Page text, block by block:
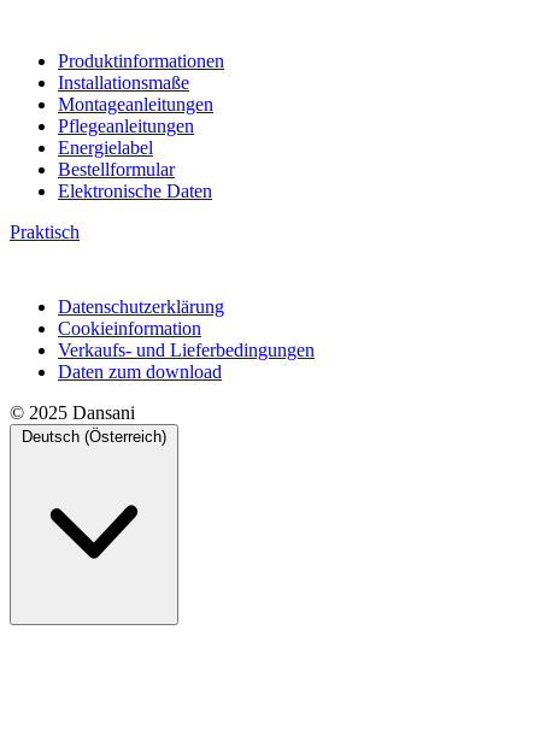
Produktinformationen
Installationsmaße
Montageanleitungen
Pflegeanleitungen
Energielabel
Bestellformular
Elektronische Daten
Praktisch
Datenschutzerklärung
Cookieinformation
Verkaufs- und Lieferbedingungen
Daten zum download
© 2025 Dansani
Deutsch (Österreich)